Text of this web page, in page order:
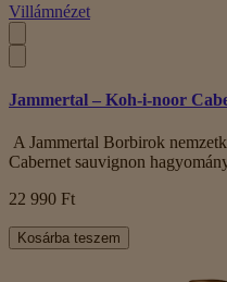
Villámnézet
Jammertal – Koh-i-noor
A Jammertal Borbirok
Cabernet sauvignon
22 990 Ft
Kosárba teszem